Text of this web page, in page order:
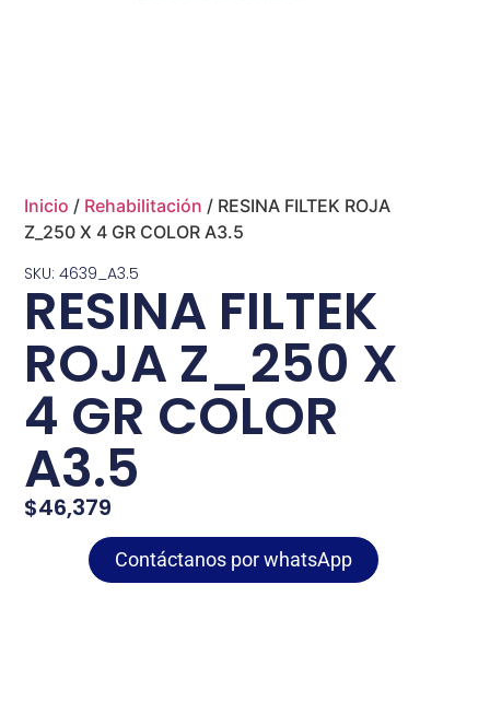
Inicio / Rehabilitación / RESINA FILTEK ROJA
Z_250 X 4 GR COLOR A3.5
SKU: 4639_A3.5
RESINA FILTEK
ROJA Z_250 X
4 GR COLOR
A3.5
$46,379
Contáctanos por whatsApp